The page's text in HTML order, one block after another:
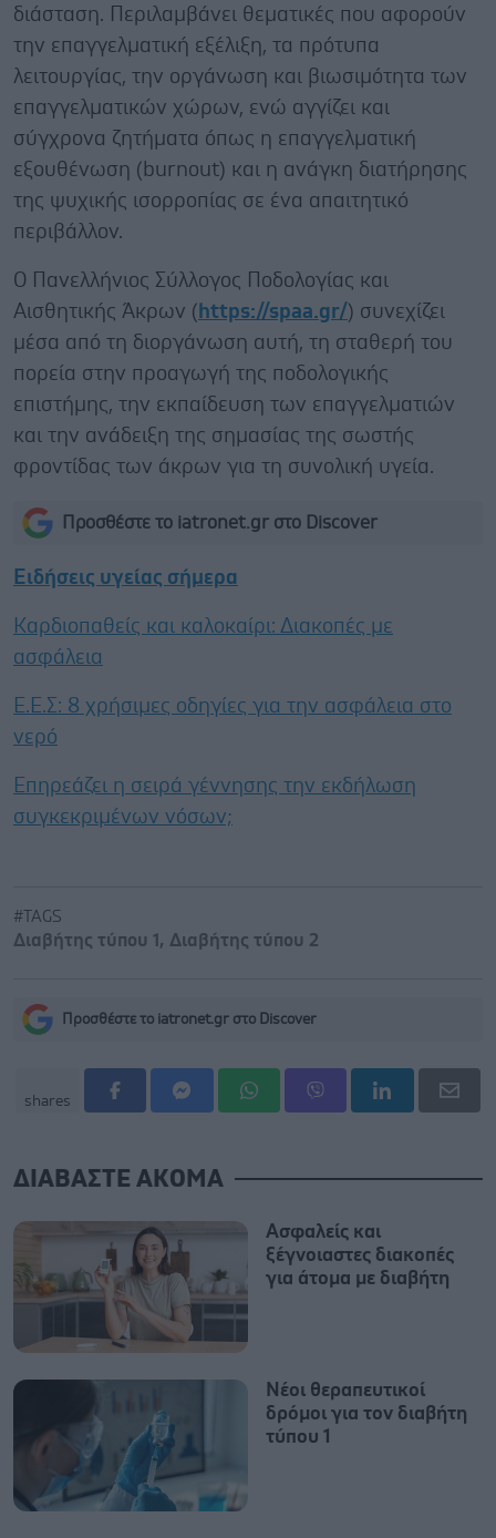
διάσταση. Περιλαμβάνει θεματικές που αφορούν
την επαγγελματική εξέλιξη, τα πρότυπα
λειτουργίας, την οργάνωση και βιωσιμότητα των
επαγγελματικών χώρων, ενώ αγγίζει και
σύγχρονα ζητήματα όπως η επαγγελματική
εξουθένωση (burnout) και η ανάγκη διατήρησης
της ψυχικής ισορροπίας σε ένα απαιτητικό
περιβάλλον.
Ο Πανελλήνιος Σύλλογος Ποδολογίας και
Αισθητικής Άκρων ( https://spaa.gr/) συνεχίζει
μέσα από τη διοργάνωση αυτή, τη σταθερή του
πορεία στην προαγωγή της ποδολογικής
επιστήμης, την εκπαίδευση των επαγγελματιών
και την ανάδειξη της σημασίας της σωστής
φροντίδας των άκρων για τη συνολική υγεία.
Προσθέστε το iatronet.gr στο Discover
Ειδήσεις υγείας σήμερα
Καρδιοπαθείς και καλοκαίρι: Διακοπές με
ασφάλεια
Ε.E.Σ: 8 χρήσιμες οδηγίες για την ασφάλεια στο
νερό
Επηρεάζει η σειρά γέννησης την εκδήλωση
συγκεκριμένων νόσων;
#TAGS
Διαβήτης τύπου 1 , Διαβήτης τύπου 2
Προσθέστε το iatronet.gr στο Discover
shares
ΔΙΑΒΑΣΤΕ ΑΚΟΜΑ
Ασφαλείς και
ξέγνοιαστες διακοπές
για άτομα με διαβήτη
Νέοι θεραπευτικοί
δρόμοι για τον διαβήτη
τύπου 1